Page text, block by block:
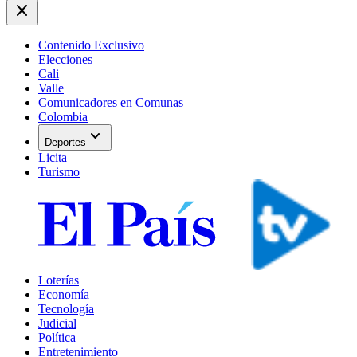
close
Contenido Exclusivo
Elecciones
Cali
Valle
Comunicadores en Comunas
Colombia
Deportes expand_more
Licita
Turismo
Loterías
Economía
Tecnología
Judicial
Política
Entretenimiento